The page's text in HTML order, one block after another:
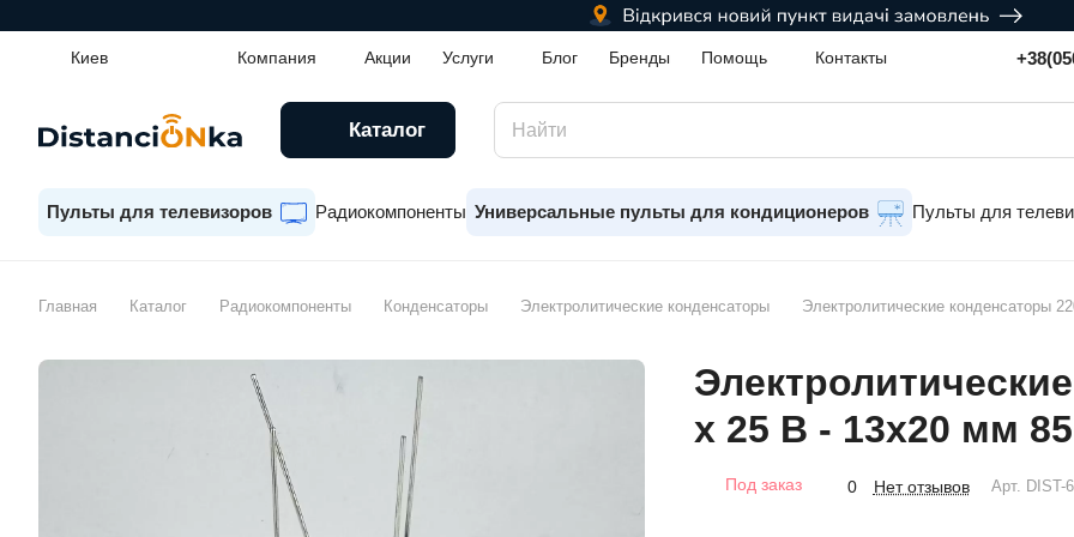
Киев Компания Акции Услуги Блог Бренды Помощь Контакты
Каталог
Пульты для телевизоров Радиокомпоненты Универсальные пульты для кондиционеров Пульты для
Главная Каталог Радиокомпоненты Конденсаторы Электролитические конденсаторы Электролитические конденсаторы
x 25 В - 13x20 мм 85
Под заказ 0 Нет отзывов Арт. DIST-